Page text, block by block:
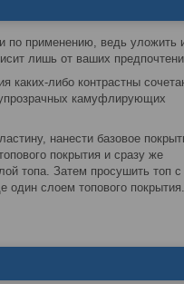
по применению, ведь уложить
лишь от ваших
каких-либо контрастны
камуфлирующих
нанести базовое
покрытия и сразу же
топа. Затем просушить топ с
один слоем топового покрытия.